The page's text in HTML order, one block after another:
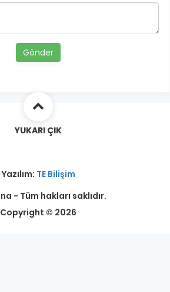
Gönder
YUKARI ÇIK
Yazılım: TE Bilişim
- Tüm hakları saklıdır.
Copyright © 2026